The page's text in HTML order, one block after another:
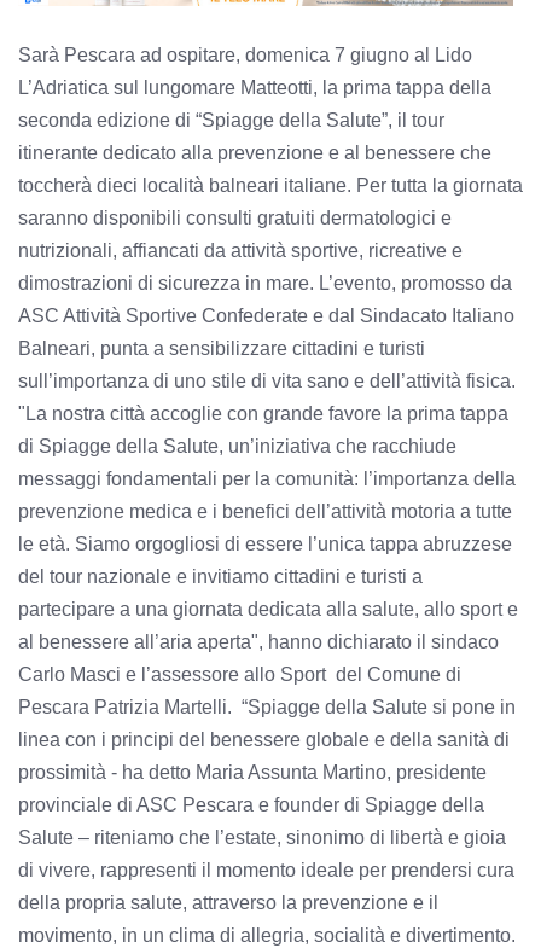
Sarà Pescara ad ospitare, domenica 7 giugno al Lido
L’Adriatica sul lungomare Matteotti, la prima tappa della
seconda edizione di “Spiagge della Salute”, il tour
itinerante dedicato alla prevenzione e al benessere che
toccherà dieci località balneari italiane. Per tutta la giornata
saranno disponibili consulti gratuiti dermatologici e
nutrizionali, affiancati da attività sportive, ricreative e
dimostrazioni di sicurezza in mare. L’evento, promosso da
ASC Attività Sportive Confederate e dal Sindacato Italiano
Balneari, punta a sensibilizzare cittadini e turisti
sull’importanza di uno stile di vita sano e dell’attività fisica.
"La nostra città accoglie con grande favore la prima tappa
di Spiagge della Salute, un’iniziativa che racchiude
messaggi fondamentali per la comunità: l’importanza della
prevenzione medica e i benefici dell’attività motoria a tutte
le età. Siamo orgogliosi di essere l’unica tappa abruzzese
del tour nazionale e invitiamo cittadini e turisti a
partecipare a una giornata dedicata alla salute, allo sport e
al benessere all’aria aperta", hanno dichiarato il sindaco
Carlo Masci e l’assessore allo Sport del Comune di
Pescara Patrizia Martelli. “Spiagge della Salute si pone in
linea con i principi del benessere globale e della sanità di
prossimità - ha detto Maria Assunta Martino, presidente
provinciale di ASC Pescara e founder di Spiagge della
Salute – riteniamo che l’estate, sinonimo di libertà e gioia
di vivere, rappresenti il momento ideale per prendersi cura
della propria salute, attraverso la prevenzione e il
movimento, in un clima di allegria, socialità e divertimento.